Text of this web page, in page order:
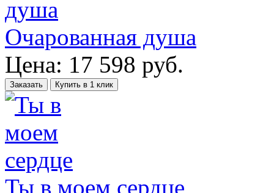
Очарованная душа
Цена: 17 598 руб.
Заказать Купить в 1 клик
Ты в моем сердце